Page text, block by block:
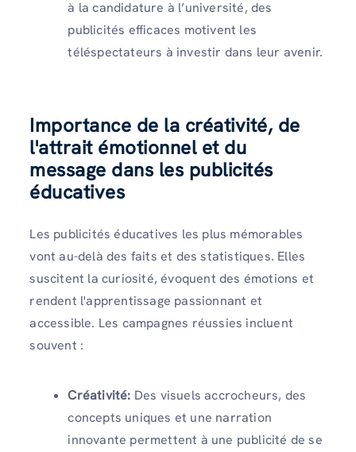
à la candidature à l’université, des
publicités efficaces motivent les
téléspectateurs à investir dans leur avenir.
Importance de la créativité, de
l'attrait émotionnel et du
message dans les publicités
éducatives
Les publicités éducatives les plus mémorables
vont au-delà des faits et des statistiques. Elles
suscitent la curiosité, évoquent des émotions et
rendent l'apprentissage passionnant et
accessible. Les campagnes réussies incluent
souvent :
Créativité: Des visuels accrocheurs, des
concepts uniques et une narration
innovante permettent à une publicité de se